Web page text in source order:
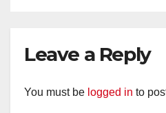
Leave a Reply
You must be logged in to